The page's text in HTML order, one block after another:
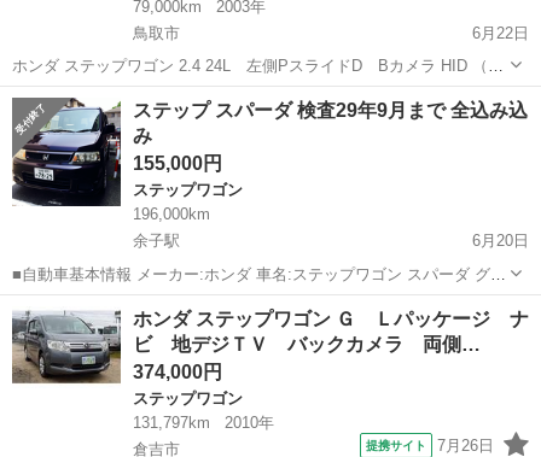
79,000km
2003年
鳥取市
6月22日
ホンダ ステップワゴン 2.4 24L 左側PスライドD Bカメラ HID （シ
ルバー） ミニバン 本体価格 330,000円 年式(初度登録年):2003(H15) 走
行距離:7.9万km 修復歴:あり リサイクル...
鳥取 鳥取市 ステップワゴン スライド
ステップ スパーダ 検査29年9月まで 全込み込
み
155,000円
ステップワゴン
196,000km
余子駅
6月20日
■自動車基本情報 メーカー:ホンダ 車名:ステップワゴン スパーダ グレ
ード:スパーダ 排気量:2,000 cc 年式:平成16年11月 走行:196000 色:そ
の他 色名:パープル 車検: ミッション:コラムAT ボディ...
鳥取 境港市 余子駅 ステップワゴン スパーダ
ホンダ ステップワゴン Ｇ Ｌパッケージ ナ
ビ 地デジＴＶ バックカメラ 両側…
374,000円
ステップワゴン
131,797km
2010年
倉吉市
提携サイト 7月26日